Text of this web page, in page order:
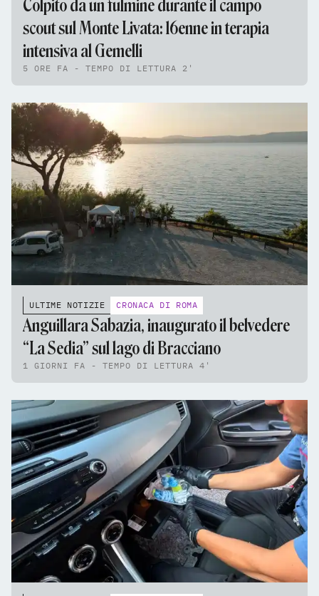
Colpito da un fulmine durante il campo
scout sul Monte Livata: 16enne in terapia
intensiva al Gemelli
5 ORE FA - TEMPO DI LETTURA 2'
ULTIME NOTIZIE CRONACA DI ROMA
Anguillara Sabazia, inaugurato il belvedere
“La Sedia” sul lago di Bracciano
1 GIORNI FA - TEMPO DI LETTURA 4'